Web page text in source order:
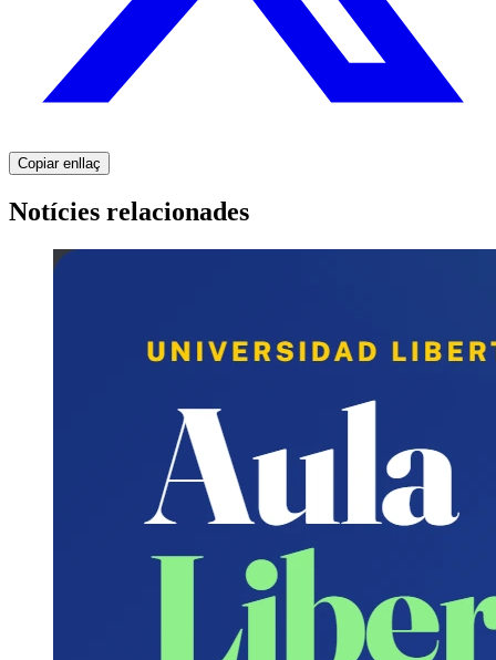
Copiar enllaç
Notícies relacionades